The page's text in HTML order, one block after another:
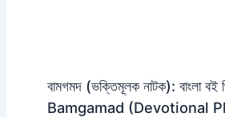
বামগমদ (ভক্তিমূলক নাটক): বাংলা বই
Bamgamad (Devotional